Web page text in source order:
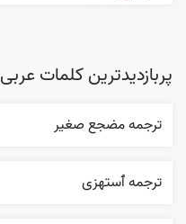
پربازدیدترین کلمات عربی
ترجمه مضجع صغير
ترجمه ٱستهزی